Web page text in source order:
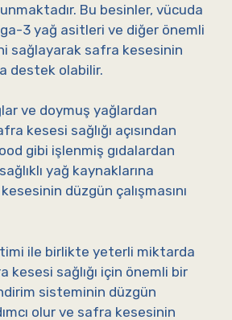
Bu besinler, vücuda
3 yağ asitleri ve diğer önemli
sağlayarak safra kesesinin
destek olabilir.
ve doymuş yağlardan
kesesi sağlığı açısından
gibi işlenmiş gıdalardan
yağ kaynaklarına
düzgün çalışmasını
ile birlikte yeterli miktarda
kesesi sağlığı için önemli bir
sisteminin düzgün
olur ve safra kesesinin